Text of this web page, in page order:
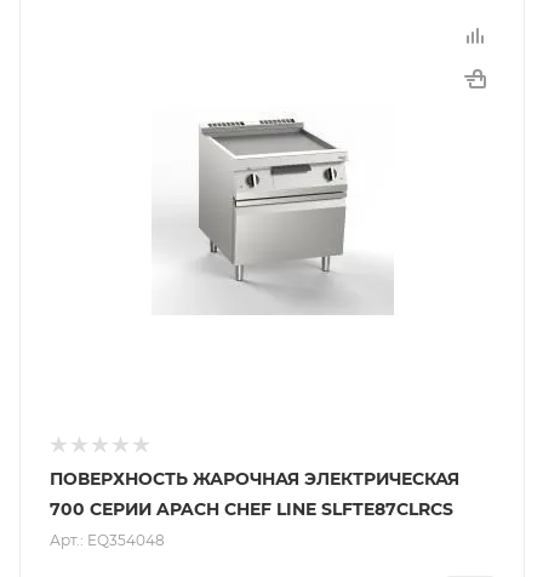
ПОВЕРХНОСТЬ ЖАРОЧНАЯ ЭЛЕКТРИЧЕСКАЯ
700 СЕРИИ APACH CHEF LINE SLFTE87CLRCS
Арт.: EQ354048